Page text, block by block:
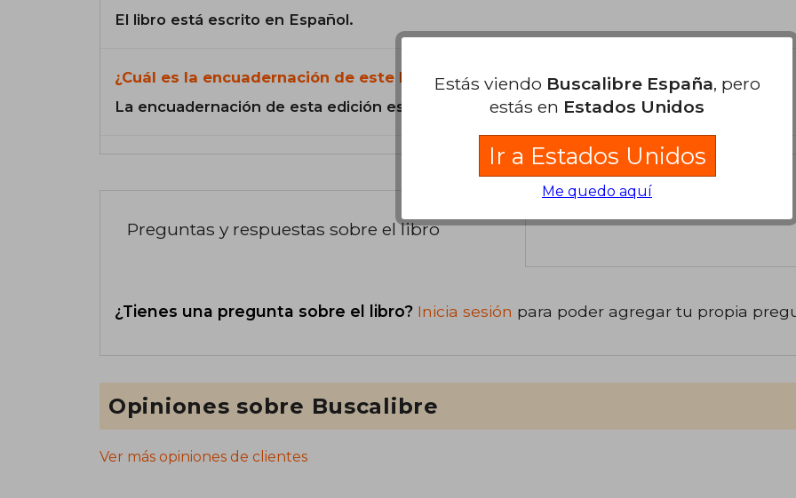
El libro está escrito en Español.
¿Cuál es la encuadernación de este libro?
La encuadernación de esta edición es Tapa Blanda.
Preguntas y respuestas sobre el libro
¿Tienes una pregunta sobre el libro? Inicia sesión para poder agregar tu propia
Opiniones sobre Buscalibre
Ver más opiniones de clientes
Estás viendo Buscalibre España, pero
estás en Estados Unidos
Ir a Estados Unidos
Me quedo aquí